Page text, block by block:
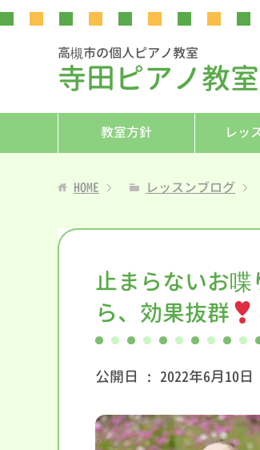
高槻市の個人ピアノ教室
寺田ピアノ教室
教室方針 レッ
HOME レッスンブログ
止まらないお喋
ら、効果抜群
公開日 : 2022年6月10日